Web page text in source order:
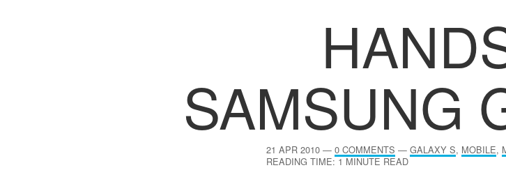
SAMSUNG
21 APR 2010 — 0 COMMENTS — GALAXY S, MOBILE,
READING TIME: 1 MINUTE READ